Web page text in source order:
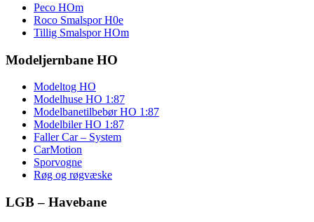
Peco HOm
Roco Smalspor H0e
Tillig Smalspor HOm
Modeljernbane HO
Modeltog HO
Modelhuse HO 1:87
Modelbanetilbebør HO 1:87
Modelbiler HO 1:87
Faller Car – System
CarMotion
Sporvogne
Røg og røgvæske
LGB – Havebane